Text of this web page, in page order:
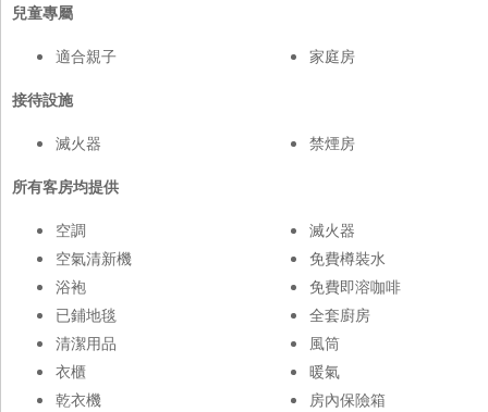
兒童專屬
適合親子
家庭房
接待設施
滅火器
禁煙房
所有客房均提供
空調
空氣清新機
浴袍
已鋪地毯
清潔用品
衣櫃
乾衣機
滅火器
免費樽裝水
免費即溶咖啡
全套廚房
風筒
暖氣
房內保險箱